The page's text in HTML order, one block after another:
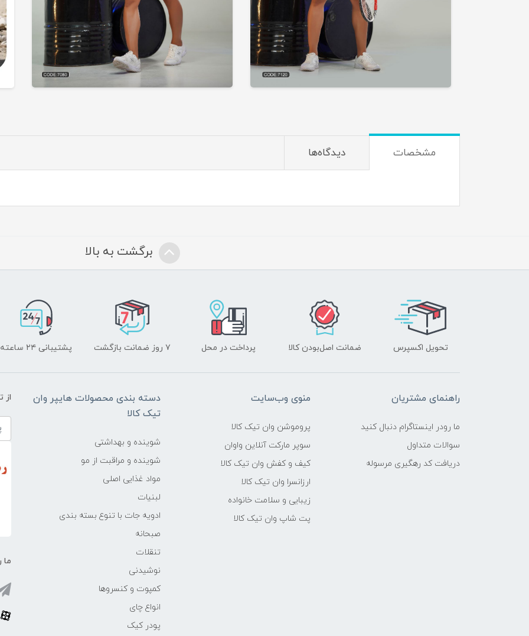
مشخصات دیدگاه‌ها
برگشت به بالا
تحویل اکسپرس ضمانت اصل‌بودن کالا پرداخت در محل ۷ روز ضمانت بازگشت پشتیبانی ۲۴ ساعته
راهنمای مشتریان
ما رودر اینستاگرام دنبال کنید
سوالات متداول
دریافت کد رهگیری مرسوله
منوی وب‌سایت
پروموشن وان تیک کالا
سوپر مارکت آنلاین واوان
کیف و کفش وان تیک کالا
ارزانسرا وان تیک کالا
زیبایی و سلامت خانواده
پت شاپ وان تیک کالا
دسته بندی محصولات هایپر وان
تیک کالا
شوینده و بهداشتی
شوینده و مراقبت از مو
مواد غذایی اصلی
لبنیات
ادویه جات با تنوع بسته بندی
صبحانه
تنقلات
نوشیدنی
کمپوت و کنسروها
انواع چای
پودر کیک
از
ما